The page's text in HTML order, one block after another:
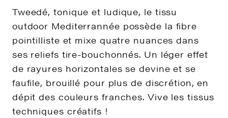
Tweedé, tonique et ludique, le tissu
outdoor Mediterrannée possède la fibre
pointilliste et mixe quatre nuances dans
ses reliefs tire-bouchonnés. Un léger effet
de rayures horizontales se devine et se
faufile, brouillé pour plus de discrétion, en
dépit des couleurs franches. Vive les tissus
techniques créatifs !